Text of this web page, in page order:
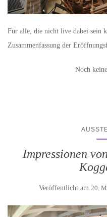
Für alle, die nicht live dabei sein
Zusammenfassung der
Noch
Impressionen
Veröffentlicht am 20.